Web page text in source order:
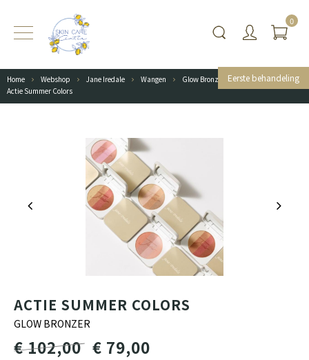
Eerste behandeling
0
Home Webshop Jane Iredale Wangen
Glow Bronzer
Actie Summer Colors
ACTIE SUMMER COLORS
GLOW BRONZER
€ 102,00 € 79,00